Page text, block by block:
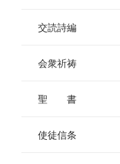
交読詩編
会衆祈祷
聖 書
使徒信条